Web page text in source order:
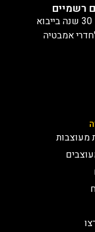
חברת JB, י.בירותי מתמחה למעלה מ 30 שנה בייבוא
אמבטיה
מעוצבות